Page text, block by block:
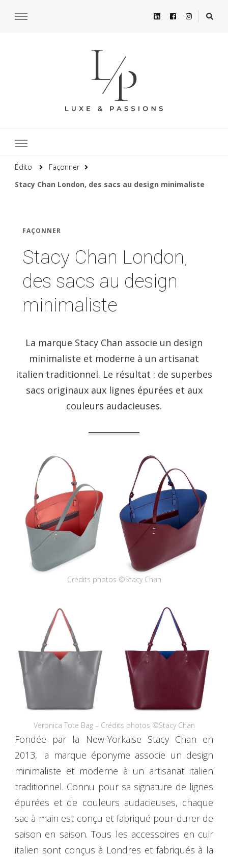
Édito
Façonner
Stacy Chan London, des sacs au design minimaliste
FAÇONNER
Stacy Chan London,
des sacs au design
minimaliste
La marque Stacy Chan associe un design
minimaliste et moderne à un artisanat
italien traditionnel. Le résultat : de superbes
sacs originaux aux lignes épurées et aux
couleurs audacieuses.
Crédits photos ©Stacy Chan
Veronica Tote Bag – Crédits photos ©Stacy Chan
Fondée par la New-Yorkaise Stacy Chan en
2013, la marque éponyme associe un design
minimaliste et moderne à un artisanat italien
traditionnel. Connu pour sa signature de lignes
épurées et de couleurs audacieuses, chaque
sac à main est conçu et fabriqué pour durer de
saison en saison. Tous les accessoires en cuir
italien sont conçus à Londres et fabriqués à la